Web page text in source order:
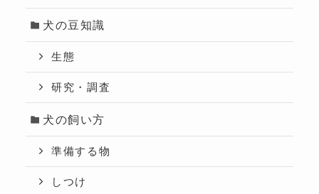
犬の豆知識
生態
研究・調査
犬の飼い方
準備する物
しつけ